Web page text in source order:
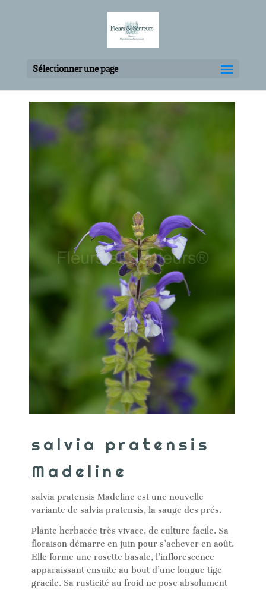
Sélectionner une page
salvia pratensis
Madeline
salvia pratensis Madeline est une nouvelle
variante de salvia pratensis, la sauge des prés.
Plante herbacée très vivace, de culture facile. Sa
floraison démarre en juin pour s’achever en août.
Elle forme une rosette basale, l’inflorescence
apparaissant ensuite au bout d’une longue tige
gracile. Sa rusticité au froid ne pose absolument